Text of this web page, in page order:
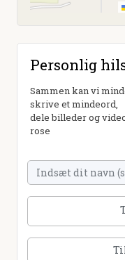
Personlig
Sammen kan vi
skrive et mindeord,
dele billeder og
rose